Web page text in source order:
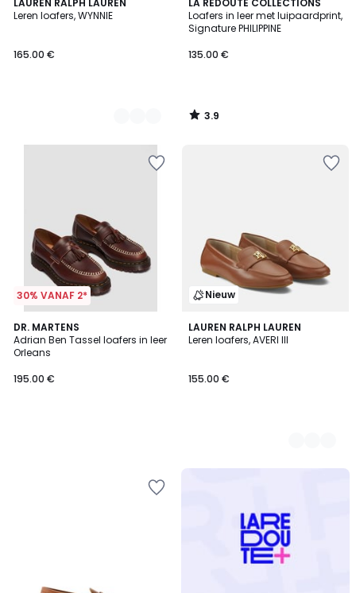
LAUREN RALPH LAUREN
Leren loafers, WYNNIE
165.00 €
2
Kleuren
LA REDOUTE COLLECTIONS
Loafers in leer met luipaardprint,
Signature PHILIPPINE
135.00 €
/ 5
3.9
/
30% VANAF 2*
DR. MARTENS
Adrian Ben Tassel loafers in leer
Orleans
195.00 €
Nieuw
LAUREN RALPH LAUREN
Leren loafers, AVERI III
155.00 €
2
Kleuren